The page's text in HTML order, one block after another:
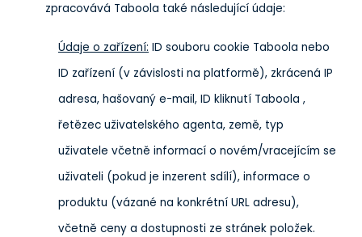
zpracovává Taboola také následující údaje:
Údaje o zařízení: ID souboru cookie Taboola nebo
ID zařízení (v závislosti na platformě), zkrácená IP
adresa, hašovaný e-mail, ID kliknutí Taboola ,
řetězec uživatelského agenta, země, typ
uživatele včetně informací o novém/vracejícím se
uživateli (pokud je inzerent sdílí), informace o
produktu (vázané na konkrétní URL adresu),
včetně ceny a dostupnosti ze stránek položek.